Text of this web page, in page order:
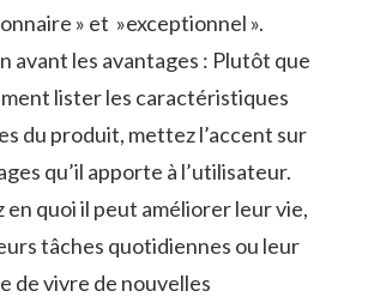
» ​et ⁢ »exceptionnel ».
avant ‌les avantages : Plutôt que
lister les caractéristiques
du ‌produit, mettez l’accent sur
qu’il apporte à l’utilisateur.
en quoi il ⁤peut améliorer ​leur‌ vie,
tâches quotidiennes ou leur
de vivre de nouvelles